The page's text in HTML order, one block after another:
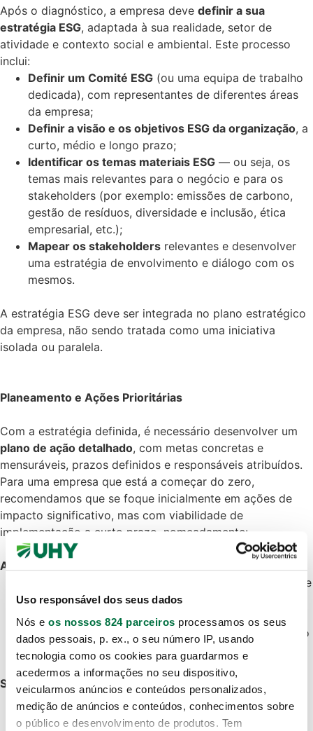
Uso responsável dos seus dados
Nós e os nossos 824 parceiros processamos os seus
dados pessoais, p. ex., o seu número IP, usando
tecnologia como os cookies para guardarmos e
acedermos a informações no seu dispositivo,
veicularmos anúncios e conteúdos personalizados,
medição de anúncios e conteúdos, conhecimentos sobre
o público e desenvolvimento de produtos. Tem
Após o diagnóstico, a empresa deve definir a sua
estratégia ESG, adaptada à sua realidade, setor de
atividade e contexto social e ambiental. Este processo
inclui:
Definir um Comité ESG (ou uma equipa de trabalho
dedicada), com representantes de diferentes áreas
da empresa;
Definir a visão e os objetivos ESG da organização, a
curto, médio e longo prazo;
Identificar os temas materiais ESG — ou seja, os
temas mais relevantes para o negócio e para os
stakeholders (por exemplo: emissões de carbono,
gestão de resíduos, diversidade e inclusão, ética
empresarial, etc.);
Mapear os stakeholders relevantes e desenvolver
uma estratégia de envolvimento e diálogo com os
mesmos.
A estratégia ESG deve ser integrada no plano estratégico
da empresa, não sendo tratada como uma iniciativa
isolada ou paralela.
Planeamento e Ações Prioritárias
Com a estratégia definida, é necessário desenvolver um
plano de ação detalhado, com metas concretas e
mensuráveis, prazos definidos e responsáveis atribuídos.
Para uma empresa que está a começar do zero,
recomendamos que se foque inicialmente em ações de
impacto significativo, mas com viabilidade de
implementação a curto prazo, nomeadamente:
Ambiente:
Implementação de práticas de eficiência energética e
redução de consumo;
Gestão de resíduos e promoção da reciclagem;
Levantamento da pegada de carbono e identificação
de oportunidades de mitigação.
Social:
Elaboração de um código de conduta e ética
empresarial;